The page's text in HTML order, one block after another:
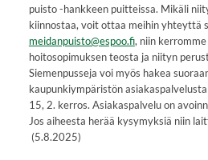
puisto -hankkeen puitteissa. Mikäli
kiinnostaa, voit ottaa meihin yhteyttä
meidanpuisto@espoo.fi, niin
hoitosopimuksen teosta ja niityn
Siemenpusseja voi myös hakea
kaupunkiympäristön
15, 2. kerros. Asiakaspalvelu on
Jos aiheesta herää kysymyksiä niin
(5.8.2025)